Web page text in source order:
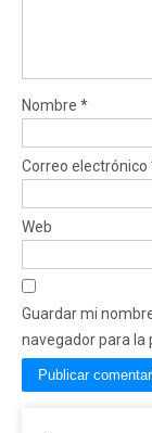
Nombre *
Correo electrónico
Web
Guardar mi
navegador para la